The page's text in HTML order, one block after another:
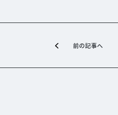
前の記事へ